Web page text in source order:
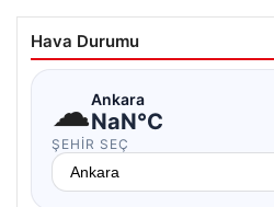
Hava Durumu
☁Ankara
NaN°C
ŞEHIR SEÇ